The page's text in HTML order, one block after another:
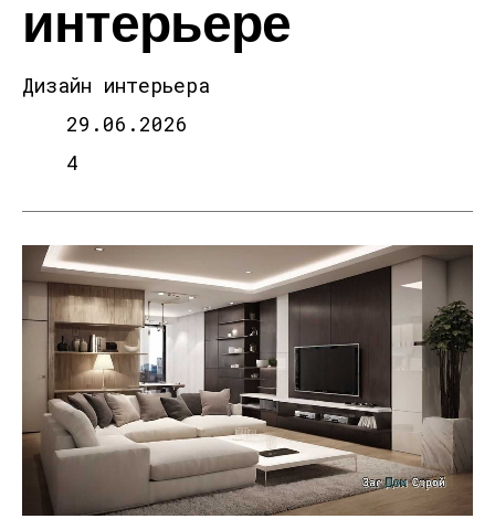
интерьере
Дизайн интерьера
29.06.2026
4